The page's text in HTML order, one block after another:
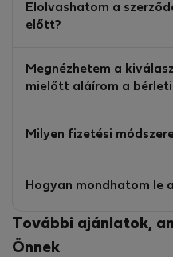
Elolvashatom a
előtt?
Megnézhetem a
mielőtt aláírom a bérleti
Milyen fizetési
Hogyan mondhatom le
További ajánlatok,
Önnek